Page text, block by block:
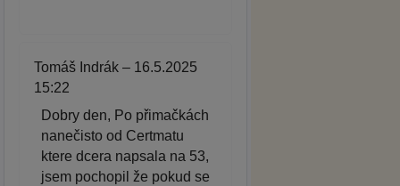
Tomáš Indrák – 16.5.2025
15:22
Dobry den, Po přimačkách
nanečisto od Certmatu
ktere dcera napsala na 53,
jsem pochopil že pokud se